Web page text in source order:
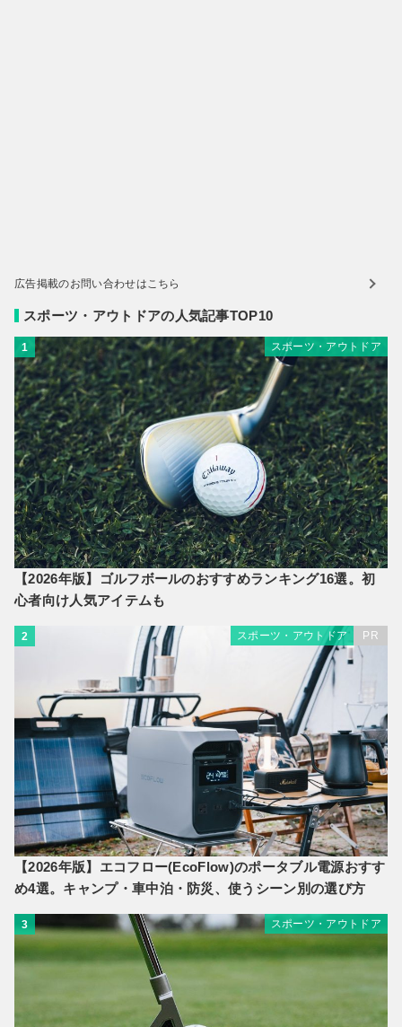
広告掲載のお問い合わせはこちら
スポーツ・アウトドアの人気記事TOP10
1 スポーツ・アウトドア
【2026年版】ゴルフボールのおすすめランキング16選。初
心者向け人気アイテムも
2 スポーツ・アウトドア PR
【2026年版】エコフロー(EcoFlow)のポータブル電源おすす
め4選。キャンプ・車中泊・防災、使うシーン別の選び方
3 スポーツ・アウトドア